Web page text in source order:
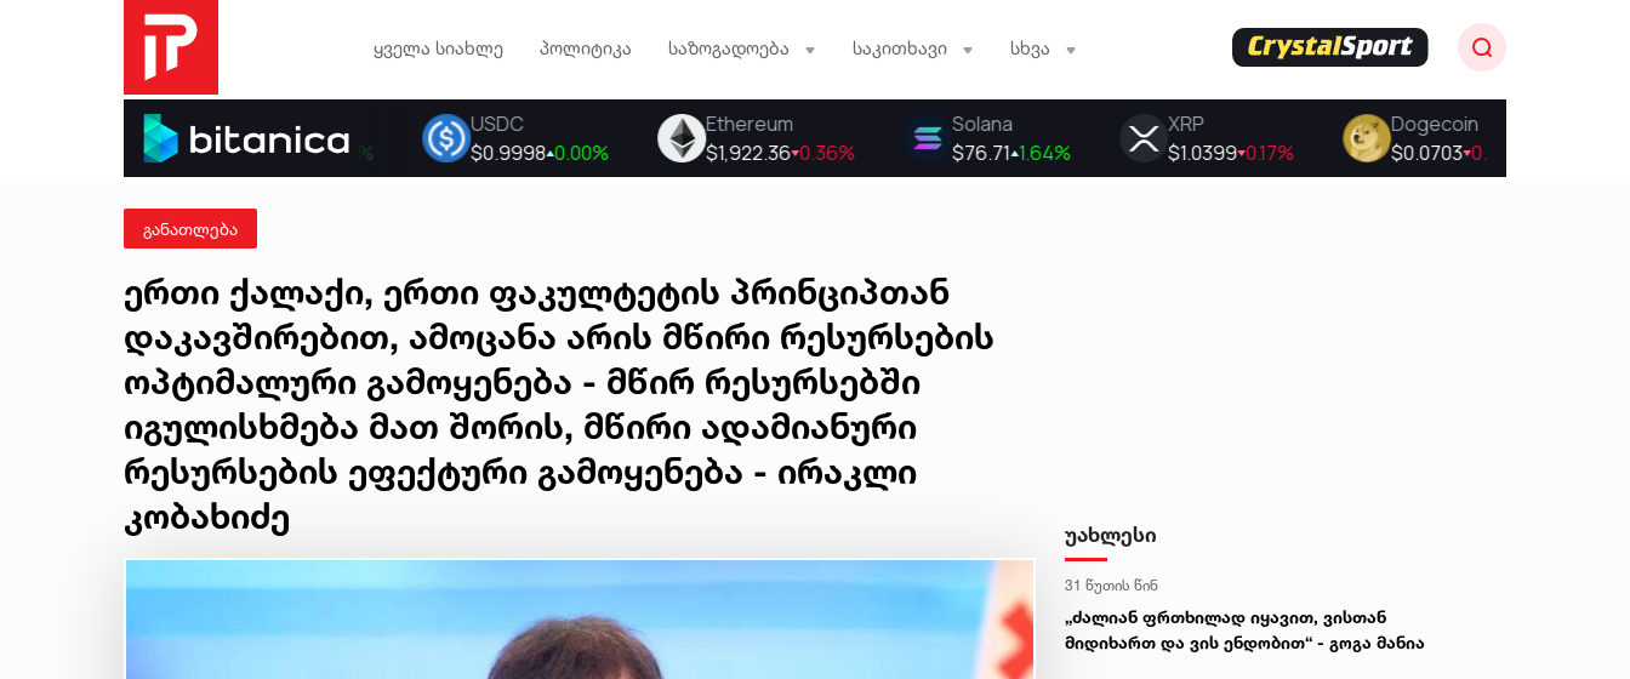
ყველა სიახლე პოლიტიკა საზოგადოება საკითხავი სხვა
განათლება
ერთი ქალაქი, ერთი ფაკულტეტის პრინციპთან
დაკავშირებით, ამოცანა არის მწირი რესურსების
ოპტიმალური გამოყენება - მწირ რესურსებში
იგულისხმება მათ შორის, მწირი ადამიანური
რესურსების ეფექტური გამოყენება - ირაკლი
კობახიძე
უახლესი
31 წუთის წინ
„ძალიან ფრთხილად იყავით, ვისთან
მიდიხართ და ვის ენდობით“ - გოგა მანია